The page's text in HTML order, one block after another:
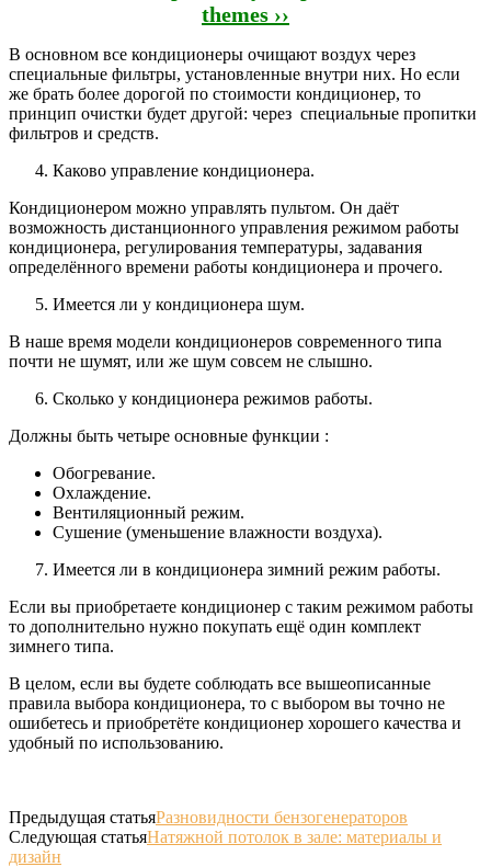
themes ››
В основном все кондиционеры очищают воздух через
специальные фильтры, установленные внутри них. Но если
же брать более дорогой по стоимости кондиционер, то
принцип очистки будет другой: через специальные пропитки
фильтров и средств.
Каково управление кондиционера.
Кондиционером можно управлять пультом. Он даёт
возможность дистанционного управления режимом работы
кондиционера, регулирования температуры, задавания
определённого времени работы кондиционера и прочего.
Имеется ли у кондиционера шум.
В наше время модели кондиционеров современного типа
почти не шумят, или же шум совсем не слышно.
Сколько у кондиционера режимов работы.
Должны быть четыре основные функции :
Обогревание.
Охлаждение.
Вентиляционный режим.
Сушение (уменьшение влажности воздуха).
Имеется ли в кондиционера зимний режим работы.
Если вы приобретаете кондиционер с таким режимом работы
то дополнительно нужно покупать ещё один комплект
зимнего типа.
В целом, если вы будете соблюдать все вышеописанные
правила выбора кондиционера, то с выбором вы точно не
ошибетесь и приобретёте кондиционер хорошего качества и
удобный по использованию.
Предыдущая статьяРазновидности бензогенераторов
Следующая статьяНатяжной потолок в зале: материалы и
дизайн